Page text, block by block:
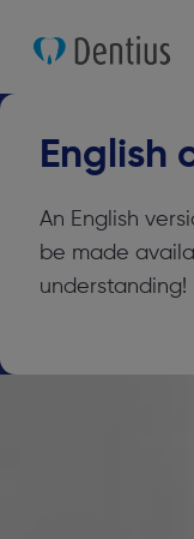
English
An English
be made
understanding!
Clinique